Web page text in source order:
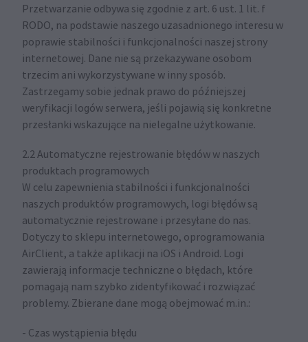
Przetwarzanie odbywa się zgodnie z art. 6 ust. 1 lit. f
RODO, na podstawie naszego uzasadnionego interesu w
poprawie stabilności i funkcjonalności naszej strony
internetowej. Dane nie są przekazywane osobom
trzecim ani wykorzystywane w inny sposób.
Zastrzegamy sobie jednak prawo do późniejszej
weryfikacji logów serwera, jeśli pojawią się konkretne
przesłanki wskazujące na nielegalne użytkowanie.
2.2 Automatyczne rejestrowanie błędów w naszych
produktach programowych
W celu zapewnienia stabilności i funkcjonalności
naszych produktów programowych, logi błędów są
automatycznie rejestrowane i przesyłane do nas.
Dotyczy to sklepu internetowego, oprogramowania
AirClient, a także aplikacji na iOS i Android. Logi
zawierają informacje techniczne o błędach, które
pomagają nam szybko zidentyfikować i rozwiązać
problemy. Zbierane dane mogą obejmować m.in.:
- Czas wystąpienia błędu